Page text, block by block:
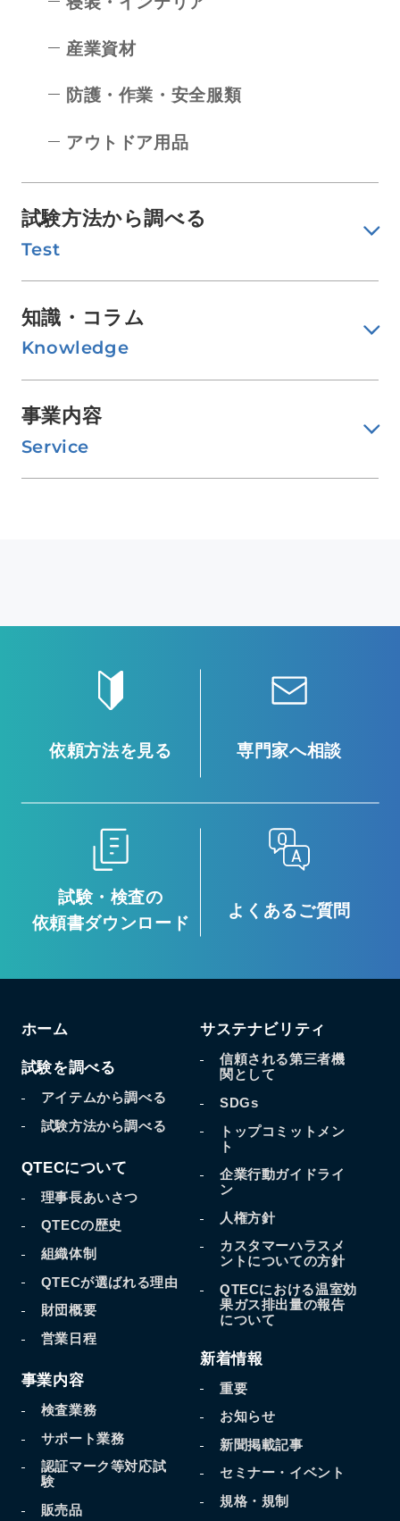
産業資材
防護・作業・安全服類
アウトドア用品
試験方法から調べる
Test
知識・コラム
Knowledge
事業内容
Service
依頼方法を見る 専門家へ相談
試験・検査の
依頼書ダウンロード
よくあるご質問
ホーム
試験を調べる
アイテムから調べる
試験方法から調べる
QTECについて
理事長あいさつ
QTECの歴史
組織体制
QTECが選ばれる理由
財団概要
営業日程
事業内容
検査業務
サポート業務
認証マーク等対応試
験
販売品
サステナビリティ
信頼される第三者機
関として
SDGs
トップコミットメン
ト
企業行動ガイドライ
ン
人権方針
カスタマーハラスメ
ントについての方針
QTECにおける温室効
果ガス排出量の報告
について
新着情報
重要
お知らせ
新聞掲載記事
セミナー・イベント
規格・規制